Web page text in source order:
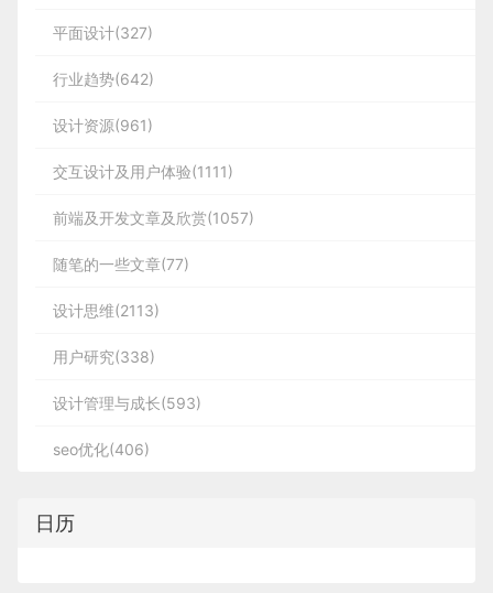
平面设计(327)
行业趋势(642)
设计资源(961)
交互设计及用户体验(1111)
前端及开发文章及欣赏(1057)
随笔的一些文章(77)
设计思维(2113)
用户研究(338)
设计管理与成长(593)
seo优化(406)
日历